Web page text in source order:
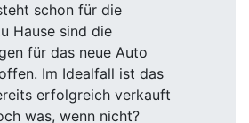
schon für die
Hause sind die
für das neue Auto
Im Idealfall ist das
erfolgreich verkauft
was, wenn nicht?